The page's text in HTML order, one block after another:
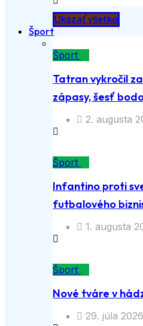
Ukázať všetko
Šport
Šport
Tatran vykročil
zápasy, šesť
2. augusta
Šport
Infantino proti
futbalového
1. augusta
Šport
Nové tváre v
29. júla 2026